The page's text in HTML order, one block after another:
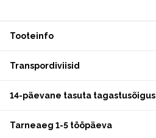
Tooteinfo
Transpordiviisid
14-päevane tasuta tagastusõigus
Tarneaeg 1-5 tööpäeva